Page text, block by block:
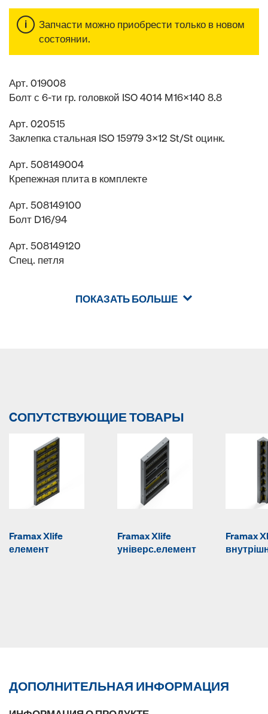
Запчасти можно приобрести только в новом
состоянии.
Арт. 019008
Болт с 6-ти гр. головкой ISO 4014 M16x140 8.8
Арт. 020515
Заклепка стальная ISO 15979 3x12 St/St оцинк.
Арт. 508149004
Крепежная плита в комплекте
Арт. 508149100
Болт D16/94
Арт. 508149120
Спец. петля
ПОКАЗАТЬ БОЛЬШЕ
CОПУТСТВУЮЩИЕ ТОВАРЫ
Framax Xlife
елемент
Framax Xlife
універс.елемент
Framax
ДОПОЛНИТЕЛЬНАЯ ИНФОРМАЦИЯ